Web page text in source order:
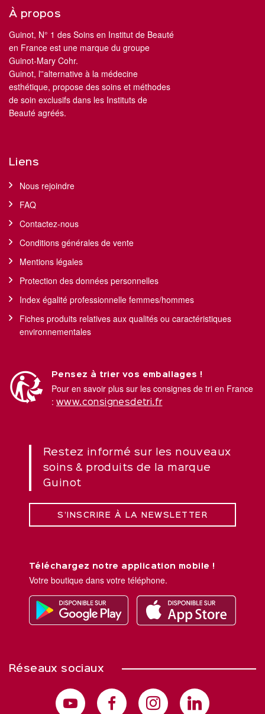
À propos
Guinot, N° 1 des Soins en Institut de Beauté
en France est une marque du groupe
Guinot-Mary Cohr.
Guinot, l''alternative à la médecine
esthétique, propose des soins et méthodes
de soin exclusifs dans les Instituts de
Beauté agréés.
Liens
Nous rejoindre
FAQ
Contactez-nous
Conditions générales de vente
Mentions légales
Protection des données personnelles
Index égalité professionnelle femmes/hommes
Fiches produits relatives aux qualités ou caractéristiques
environnementales
Pensez à trier vos emballages !
Pour en savoir plus sur les consignes de tri en France
: www.consignesdetri.fr
Restez informé sur les nouveaux
soins & produits de la marque
Guinot
S’INSCRIRE À LA NEWSLETTER
Téléchargez notre application mobile !
Votre boutique dans votre téléphone.
Réseaux sociaux